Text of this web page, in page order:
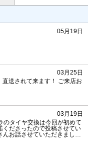
05月19日
03月25日
03月19日